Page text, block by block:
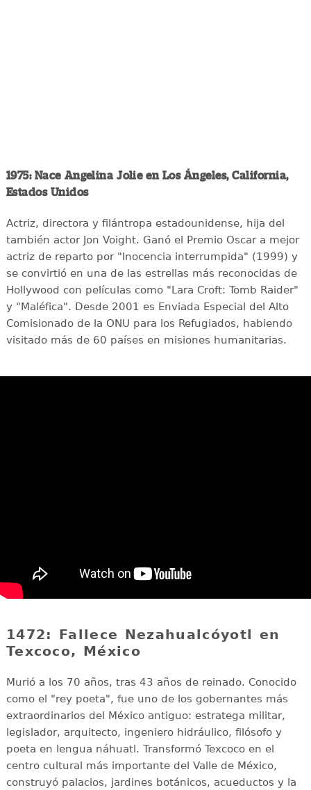
1975: Nace Angelina Jolie en Los Ángeles, California,
Estados Unidos
Actriz, directora y filántropa estadounidense, hija del
también actor Jon Voight. Ganó el Premio Oscar a mejor
actriz de reparto por "Inocencia interrumpida" (1999) y
se convirtió en una de las estrellas más reconocidas de
Hollywood con películas como "Lara Croft: Tomb Raider"
y "Maléfica". Desde 2001 es Enviada Especial del Alto
Comisionado de la ONU para los Refugiados, habiendo
visitado más de 60 países en misiones humanitarias.
1472: Fallece Nezahualcóyotl en
Texcoco, México
Murió a los 70 años, tras 43 años de reinado. Conocido
como el "rey poeta", fue uno de los gobernantes más
extraordinarios del México antiguo: estratega militar,
legislador, arquitecto, ingeniero hidráulico, filósofo y
poeta en lengua náhuatl. Transformó Texcoco en el
centro cultural más importante del Valle de México,
construyó palacios, jardines botánicos, acueductos y la